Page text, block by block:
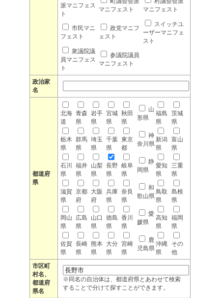
派マニフェス
ト
マニフェスト
マニフェスト
市民マニ
フェスト
政党マニフ
ェスト
スイッチユ
ーザーマニフェ
スト
衆議院議
員マニフェス
ト
参議院議員
マニフェスト
政治家
名
都道府
県
北海
道
青森
県
岩手
県
宮城
県
秋田
県
山
形県
福島
県
茨城
県
栃木
県
群馬
県
埼玉
県
千葉
県
東京
都
神
奈川県
新潟
県
富山
県
石川
県
福井
県
山梨
県
長野
県
岐阜
県
静
岡県
愛知
県
三重
県
滋賀
県
京都
府
大阪
府
兵庫
県
奈良
県
和
歌山県
鳥取
県
島根
県
岡山
県
広島
県
山口
県
徳島
県
香川
県
愛
媛県
高知
県
福岡
県
佐賀
県
長崎
県
熊本
県
大分
県
宮崎
県
鹿
児島県
沖縄
県
その
他
市区町
村名、
都道府
県名
※同名の自治体は、都道府県とあわせて検索
することで分けて探すことができます。